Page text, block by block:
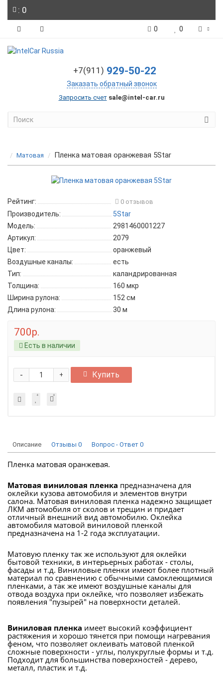
: 0
0 0
+7(911) 929-50-22
Заказать обратный звонок
Запросить счет sale@intel-car.ru
Матовая Пленка матовая оранжевая 5Star
Рейтинг: 0 отзывов
Производитель:
5Star
Модель:
2981460001227
Артикул:
2079
Цвет:
оранжевый
Воздушные каналы:
есть
Тип:
каландрированная
Толщина:
160 мкр
Ширина рулона:
152 см
Длина рулона:
30 м
700р.
Есть в наличии
+
- Купить
Описание Отзывы 0 Вопрос - Ответ 0
Пленка матовая оранжевая.
Матовая виниловая пленка предназначена для
оклейки кузова автомобиля и элементов внутри
салона. Матовая виниловая пленка надежно защищает
ЛКМ автомобиля от сколов и трещин и придает
отличный внешний вид автомобилю. Оклейка
автомобиля матовой виниловой пленкой
предназначена на 1-2 года эксплуатации.
Матовую пленку так же используют для оклейки
бытовой техники, в интерьерных работах - столы,
фасады и т.д. Виниловые пленки имеют более плотный
материал по сравнению с обычными самоклеющимися
пленками, а так же имеют воздушные каналы для
отвода воздуха при оклейке, что позволяет избежать
появления "пузырей" на поверхности деталей.
Виниловая пленка имеет высокий коэффициент
растяжения и хорошо тянется при помощи нагревания
феном, что позволяет оклеивать матовой пленкой
сложные поверхности - углы, полукруглые формы и т.д.
Подходит для большинства поверхностей - дерево,
металл, пластик и т.д.